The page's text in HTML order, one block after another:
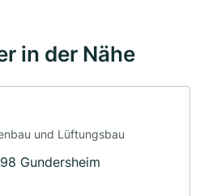
in der Nähe
und Lüftungsbau
Gundersheim